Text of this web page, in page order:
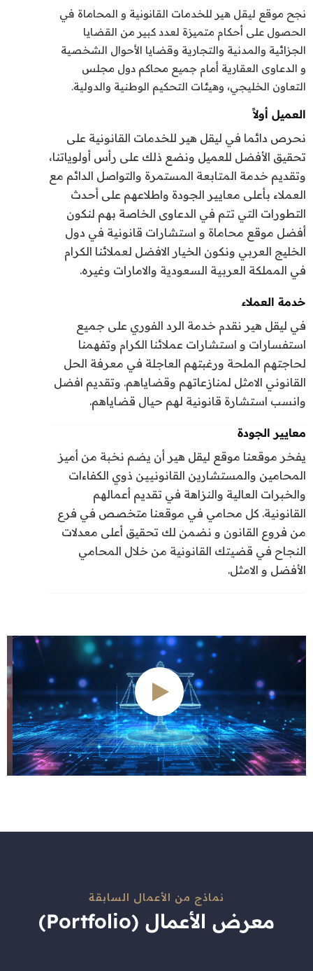
نجح موقع ليقل هير للخدمات القانونية و المحاماة في
الحصول على أحكام متميزة لعدد كبير من القضايا
الجزائية والمدنية والتجارية وقضايا الأحوال الشخصية
و الدعاوى العقارية أمام جميع محاكم دول مجلس
التعاون الخليجي، وهيئات التحكيم الوطنية والدولية.
العميل أولاً
نحرص دائما في ليقل هير للخدمات القانونية على
تحقيق الأفضل للعميل ونضع ذلك على رأس أولوياتنا،
وتقديم خدمة المتابعة المستمرة والتواصل الدائم مع
العملاء بأعلى معايير الجودة واطلاعهم على أحدث
التطورات التي تتم في الدعاوى الخاصة بهم لنكون
أفضل موقع محاماة و استشارات قانونية في دول
الخليج العربي ونكون الخيار الافضل لعملائنا الكرام
في المملكة العربية السعودية والامارات وغيره.
خدمة العملاء
في ليقل هير نقدم خدمة الرد الفوري على جميع
استفسارات و استشارات عملائنا الكرام وتفهمنا
لحاجتهم الملحة ورغبتهم العاجلة في معرفة الحل
القانوني الامثل لمنازعاتهم وقضاياهم. وتقديم افضل
وانسب استشارة قانونية لهم حيال قضاياهم.
معايير الجودة
يفخر موقعنا موقع ليقل هير أن يضم نخبة من أميز
المحامين والمستشارين القانونيين ذوي الكفاءات
والخبرات العالية والنزاهة في تقديم أعمالهم
القانونية. كل محامي في موقعنا متخصص في فرع
من فروع القانون و نضمن لك تحقيق أعلى معدلات
النجاح في قضيتك القانونية من خلال المحامي
الأفضل و الامثل.
نماذج من الأعمال السابقة
معرض الأعمال (Portfolio)